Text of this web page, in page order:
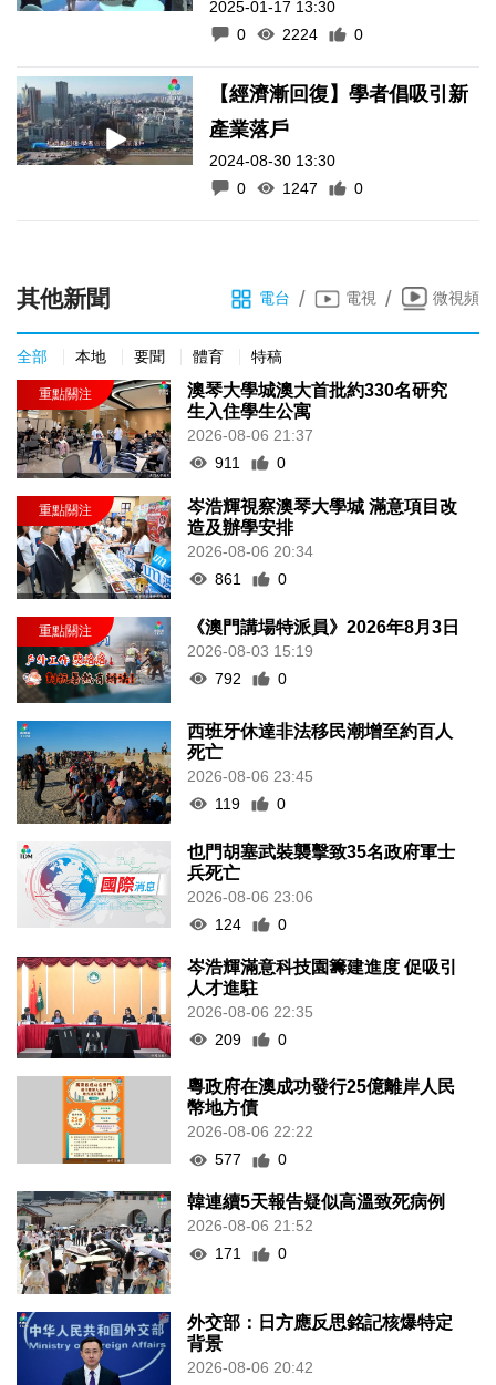
2025-01-17 13:30
0
2224 0
【經濟漸回復】學者倡吸引新
產業落戶
2024-08-30 13:30
0
1247 0
其他新聞 電台 / 電視 / 微視頻
全部 本地 要聞 體育 特稿
澳琴大學城澳大首批約330名研究
生入住學生公寓
2026-08-06 21:37
911
0
岑浩輝視察澳琴大學城 滿意項目改
造及辦學安排
2026-08-06 20:34
861
0
《澳門講場特派員》2026年8月3日
2026-08-03 15:19
792
0
西班牙休達非法移民潮增至約百人
死亡
2026-08-06 23:45
119
0
也門胡塞武裝襲擊致35名政府軍士
兵死亡
2026-08-06 23:06
124
0
岑浩輝滿意科技園籌建進度 促吸引
人才進駐
2026-08-06 22:35
209
0
粵政府在澳成功發行25億離岸人民
幣地方債
2026-08-06 22:22
577
0
韓連續5天報告疑似高溫致死病例
2026-08-06 21:52
171
0
外交部：日方應反思銘記核爆特定
背景
2026-08-06 20:42